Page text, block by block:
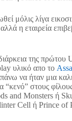
μόλις λίγα
η εταιρεία
της πρώτου
υλικό απο το
να ήταν μια
στους
Monsters ή
Cell ή Prince of